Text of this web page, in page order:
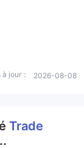
à jour： 2026-08-08
Trade